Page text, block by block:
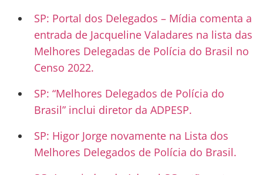
SP: Portal dos Delegados – Mídia comenta a
entrada de Jacqueline Valadares na lista das
Melhores Delegadas de Polícia do Brasil no
Censo 2022.
SP: “Melhores Delegados de Polícia do
Brasil” inclui diretor da ADPESP.
SP: Higor Jorge novamente na Lista dos
Melhores Delegados de Polícia do Brasil.